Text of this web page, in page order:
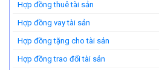
Hợp đồng thuê tài sản
Hợp đồng vay tài sản
Hợp đồng tặng cho tài sản
Hợp đồng trao đổi tài sản